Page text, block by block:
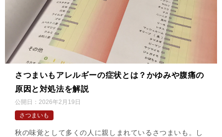
さつまいもアレルギーの症状とは？かゆみや腹痛の
原因と対処法を解説
公開日： 2026年2月19日
さつまいも
秋の味覚として多くの人に親しまれているさつまいも。し